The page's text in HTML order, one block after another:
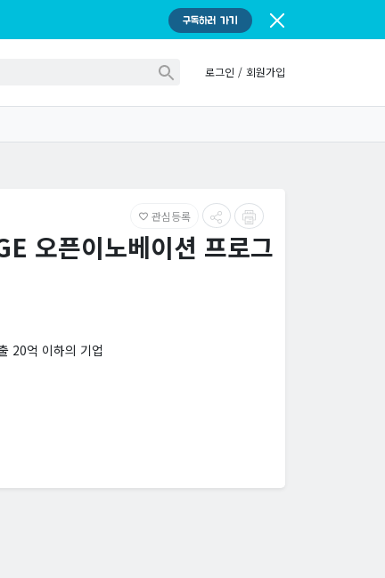
구독하러 가기
로그인 / 회원가입
favorite_border 관심등록
오픈이노베이션 프로그
20억 이하의 기업